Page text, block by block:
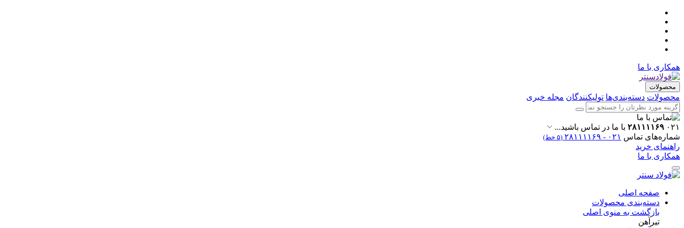
همکاری با ما
محصولات
محصولات دسته‌بندی‌ها تولیکنندگان مجله خبری
۰۲۱ ۲۸۱۱۱۱۶۹ با ما در تماس باشید...
شماره‌های تماس ۰۲۱ - ۲۸۱۱۱۱۶۹ (۵ خط)
راهنمای خرید
همکاری با ما
صفحه اصلی
دسته‌بندی محصولات
بازگشت به منوی اصلی
تیرآهن